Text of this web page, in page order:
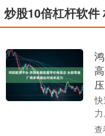
炒股10倍杠杆软件
产
查